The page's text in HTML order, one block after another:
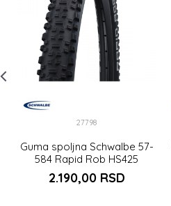
27798
Guma spoljna Schwalbe 57-
584 Rapid Rob HS425
2.190,00 RSD